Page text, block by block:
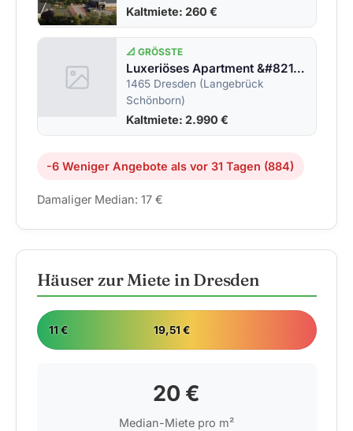
Kaltmiete: 260 €
📐 GRÖSSTE
Luxeriöses Apartment &#8211; wohnen auf Zeit im schönen Langebrück
1465 Dresden (Langebrück
Schönborn)
Kaltmiete: 2.990 €
-6 Weniger Angebote als vor 31 Tagen (884)
Damaliger Median: 17 €
Häuser zur Miete in Dresden
11 € 19,51 €
20 €
Median-Miete pro m²